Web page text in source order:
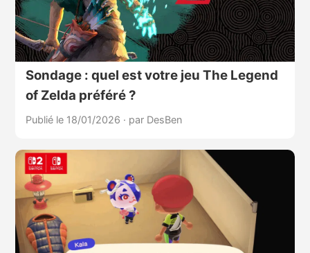
Sondage : quel est votre jeu The Legend
of Zelda préféré ?
Publié le 18/01/2026 · par DesBen